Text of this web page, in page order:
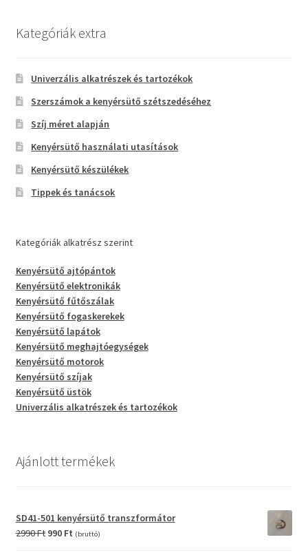
Kategóriák extra
Univerzális alkatrészek és tartozékok
Szerszámok a kenyérsütő szétszedéséhez
Szíj méret alapján
Kenyérsütő használati utasítások
Kenyérsütő készülékek
Tippek és tanácsok
Kategóriák alkatrész szerint
Kenyérsütő ajtópántok
Kenyérsütő elektronikák
Kenyérsütő fűtőszálak
Kenyérsütő fogaskerekek
Kenyérsütő lapátok
Kenyérsütő meghajtóegységek
Kenyérsütő motorok
Kenyérsütő szíjak
Kenyérsütő üstök
Univerzális alkatrészek és tartozékok
Ajánlott termékek
SD41-501 kenyérsütő transzformátor
2990Ft Original
990 FtCurrent
(bruttó)